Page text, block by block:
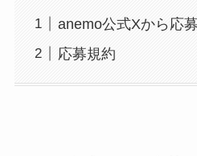
anemo公式Xから応
応募規約